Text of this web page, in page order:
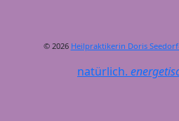
© 2026 Heilpraktikerin Doris
natürlich.